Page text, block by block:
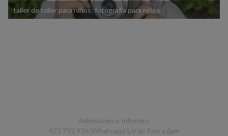
taller de taller para niños: fotografía para niños
Admisiones e Informes
923 792 936 (Whatsapp) L-V de 9am a 6pm